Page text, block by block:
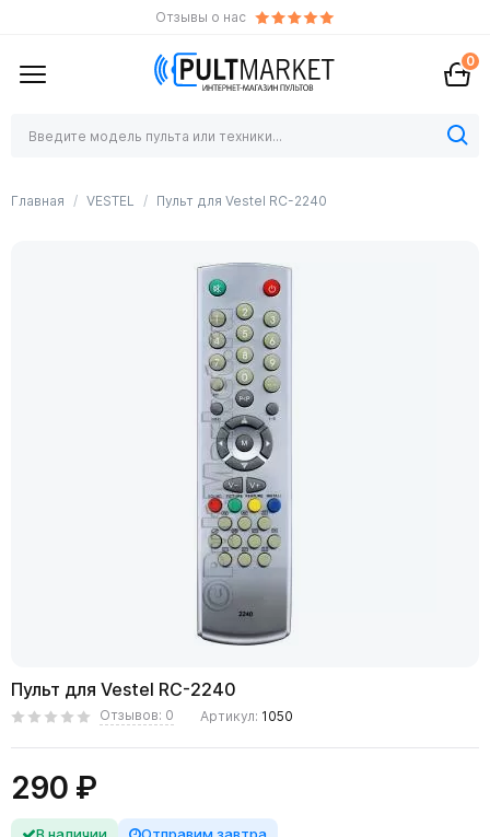
Отзывы о нас
0
Главная VESTEL Пульт для Vestel RC-2240
Пульт для Vestel RC-2240
Отзывов: 0 Артикул: 1050
290 ₽